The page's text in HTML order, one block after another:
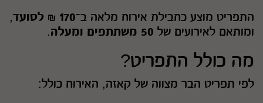
התפריט מוצע כחבילת אירוח מלאה ב־170 ₪ לסועד
,
ומותאם לאירועים של 50 משתתפים ומעלה .
מה כולל התפריט?
לפי תפריט הבר מצווה של קאזה, האירוח כולל: